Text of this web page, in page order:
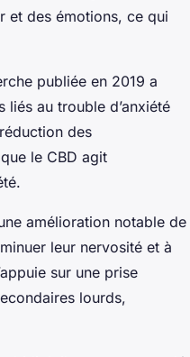
et des émotions, ce qui
publiée en 2019 a
au trouble d’anxiété
des
le CBD agit
amélioration notable de
leur nervosité et à
sur une prise
lourds,